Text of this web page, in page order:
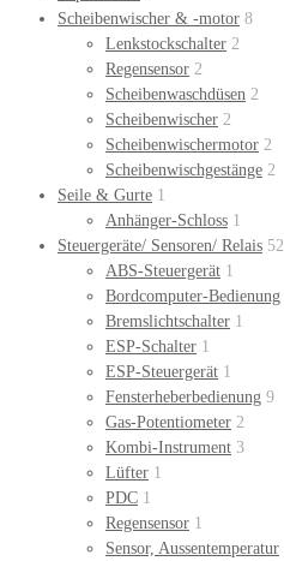
Scheibenwischer & -motor 8
Lenkstockschalter 2
Regensensor 2
Scheibenwaschdüsen 2
Scheibenwischer 2
Scheibenwischermotor 2
Scheibenwischgestänge 2
Seile & Gurte 1
Anhänger-Schloss 1
Steuergeräte/ Sensoren/ Relais 52
ABS-Steuergerät 1
Bordcomputer-Bedienung
Bremslichtschalter 1
ESP-Schalter 1
ESP-Steuergerät 1
Fensterheberbedienung 9
Gas-Potentiometer 2
Kombi-Instrument 3
Lüfter 1
PDC 1
Regensensor 1
Sensor, Aussentemperatur